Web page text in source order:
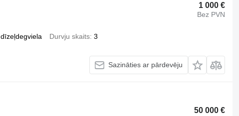
1 000 €
Bez PVN
dīzeļdegviela Durvju skaits 3
Sazināties ar pārdevēju
50 000 €